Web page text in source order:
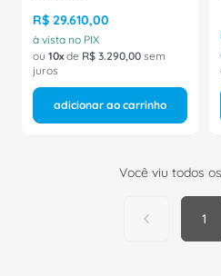
R$ 29.610,00
à vista no PIX
ou 10 de R$ 3.290,00 sem
juros
adicionar ao carrinho
Você viu todos os
1